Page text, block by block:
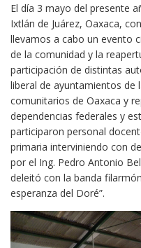
El día 3 mayo del presente
Ixtlán de Juárez, Oaxaca,
llevamos a cabo un evento
de la comunidad y la
participación de distintas
liberal de ayuntamientos de
comunitarios de Oaxaca y
dependencias federales y
participaron personal
primaria interviniendo con
por el Ing. Pedro Antonio
deleitó con la banda
esperanza del Doré”.